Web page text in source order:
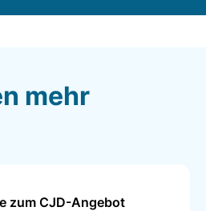
mehr
zum CJD-Angebot